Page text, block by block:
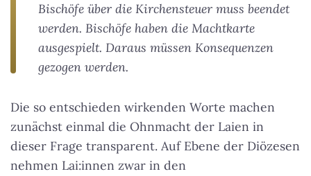
Bischöfe über die Kirchensteuer muss beendet
werden. Bischöfe haben die Machtkarte
ausgespielt. Daraus müssen Konsequenzen
gezogen werden.
Die so entschieden wirkenden Worte machen
zunächst einmal die Ohnmacht der Laien in
dieser Frage transparent. Auf Ebene der Diözesen
nehmen Lai:innen zwar in den